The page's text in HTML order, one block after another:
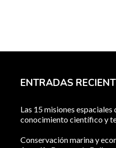
ENTRADAS
Las 15 misiones espaciales
conocimiento científico y
Conservación marina y